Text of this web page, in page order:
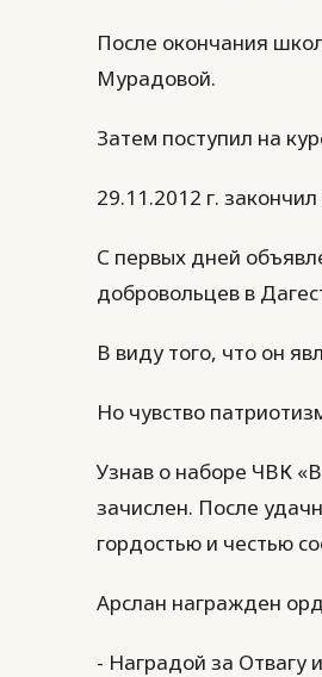
После окончания
Мурадовой.
Затем поступил на
29.11.2012 г.
С первых дней
добровольцев в
В виду того, что он
Но чувство
Узнав о наборе ЧВК
зачислен. После
гордостью и честью
Арслан награжден
- Наградой за Отвагу